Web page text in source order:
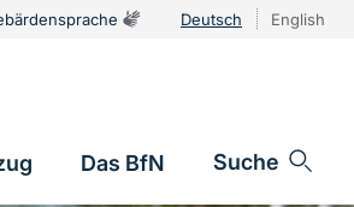
Deutsch English
Das BfN Suche